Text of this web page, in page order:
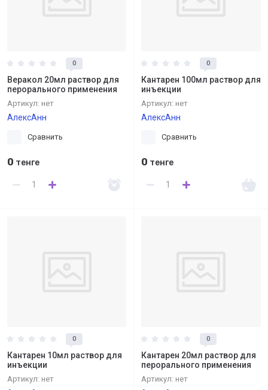
0
Веракол 20мл раствор для
перорального применения
Артикул: нет
АлексАнн
Сравнить
0 тенге
0
Кантарен 100мл раствор для
инъекции
Артикул: нет
АлексАнн
Сравнить
0 тенге
0
Кантарен 10мл раствор для
инъекции
Артикул: нет
0
Кантарен 20мл раствор для
перорального применения
Артикул: нет